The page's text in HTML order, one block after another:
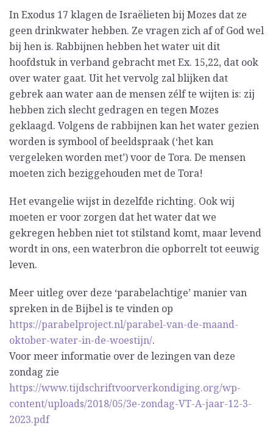
In Exodus 17 klagen de Israëlieten bij Mozes dat ze
geen drinkwater hebben. Ze vragen zich af of God wel
bij hen is. Rabbijnen hebben het water uit dit
hoofdstuk in verband gebracht met Ex. 15,22, dat ook
over water gaat. Uit het vervolg zal blijken dat
gebrek aan water aan de mensen zélf te wijten is: zij
hebben zich slecht gedragen en tegen Mozes
geklaagd. Volgens de rabbijnen kan het water gezien
worden is symbool of beeldspraak (‘het kan
vergeleken worden met’) voor de Tora. De mensen
moeten zich beziggehouden met de Tora!
Het evangelie wijst in dezelfde richting. Ook wij
moeten er voor zorgen dat het water dat we
gekregen hebben niet tot stilstand komt, maar levend
wordt in ons, een waterbron die opborrelt tot eeuwig
leven.
Meer uitleg over deze ‘parabelachtige’ manier van
spreken in de Bijbel is te vinden op
https://parabelproject.nl/parabel-van-de-maand-
oktober-water-in-de-woestijn/.
Voor meer informatie over de lezingen van deze
zondag zie
https://www.tijdschriftvoorverkondiging.org/wp-
content/uploads/2018/05/3e-zondag-VT-A-jaar-12-3-
2023.pdf